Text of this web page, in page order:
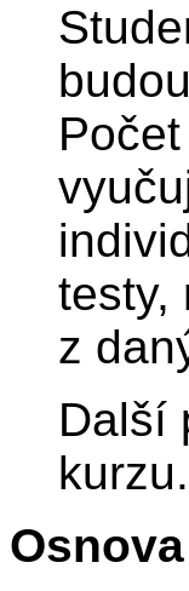
testy,
z
Další
kurzu.